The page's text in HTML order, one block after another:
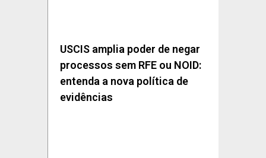
USCIS amplia poder de negar
processos sem RFE ou NOID:
entenda a nova política de
evidências